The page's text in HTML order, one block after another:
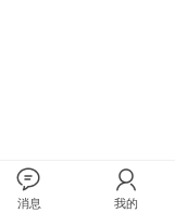
消息 我的